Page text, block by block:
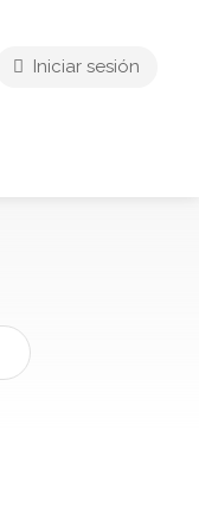
Iniciar sesión